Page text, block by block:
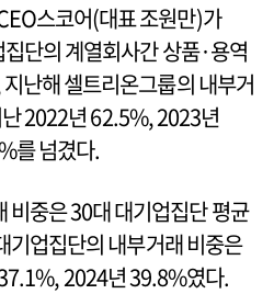
스코어(대표 조원만)가
단의 계열회사간 상품·용역
난해 셀트리온그룹의 내부거
2022년 62.5%, 2023년
를 넘겼다.
비중은 30대 대기업집단 평균
기업집단의 내부거래 비중은
2024년 39.8%였다.